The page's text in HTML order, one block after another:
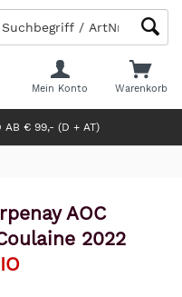
AB € 99,- (D + AT)
Warenkorb
Mein Konto
AOC
2022